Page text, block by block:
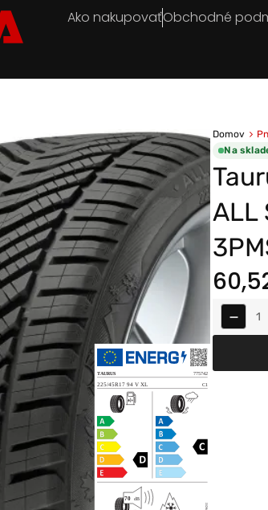
Ako nakupovaťObchodné
Domov
Na
ALL
−